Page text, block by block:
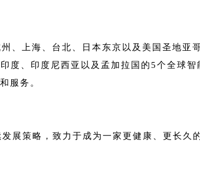
上海、台北、日本东京以及美国圣地亚
、印度尼西亚以及孟加拉国的5个全球智
服务。
展策略，致力于成为一家更健康、更长久